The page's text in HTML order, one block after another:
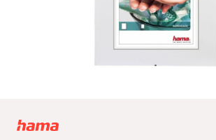
Video & Drohnen
Stative & Gimbals
Loading...